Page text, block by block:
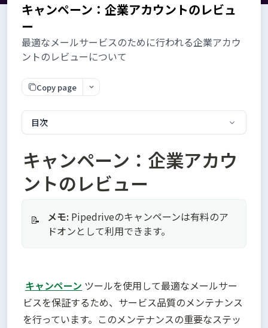
キャンペーン：企業アカウントのレビュ
ー
最適なメールサービスのために行われる企業アカウ
ントのレビューについて
Copy page
目次
キャンペーン：企業アカウ
ントのレビュー
📝 メモ: Pipedriveのキャンペーンは有料のア
ドオンとして利用できます。
キャンペーン ツールを使用して最適なメールサー
ビスを保証するため、サービス品質のメンテナンス
を行っています。このメンテナンスの重要なステッ